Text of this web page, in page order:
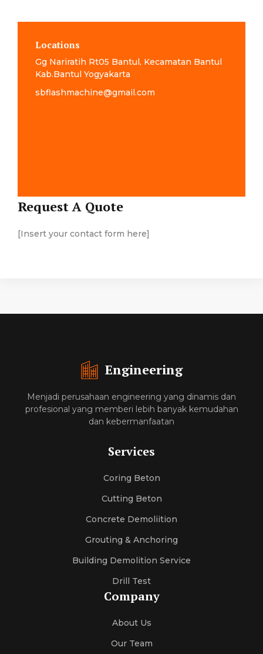
Locations
Gg Nariratih Rt05 Bantul, Kecamatan Bantul
Kab.Bantul Yogyakarta
sbflashmachine@gmail.com
Request A Quote
[Insert your contact form here]
Engineering
Menjadi perusahaan engineering yang dinamis dan
profesional yang memberi lebih banyak kemudahan
dan kebermanfaatan
Services
Coring Beton
Cutting Beton
Concrete Demoliition
Grouting & Anchoring
Building Demolition Service
Drill Test
Company
About Us
Our Team